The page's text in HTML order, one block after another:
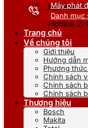
Hotline 1:
Hotline 2:
Máy phát
Danh mục
Trang chủ
Về chúng tôi
Giới thiệu
Hướng dẫn
Phương
Chính sách
Chính sách
Chính sách
Thương hiệu
Bosch
Makita